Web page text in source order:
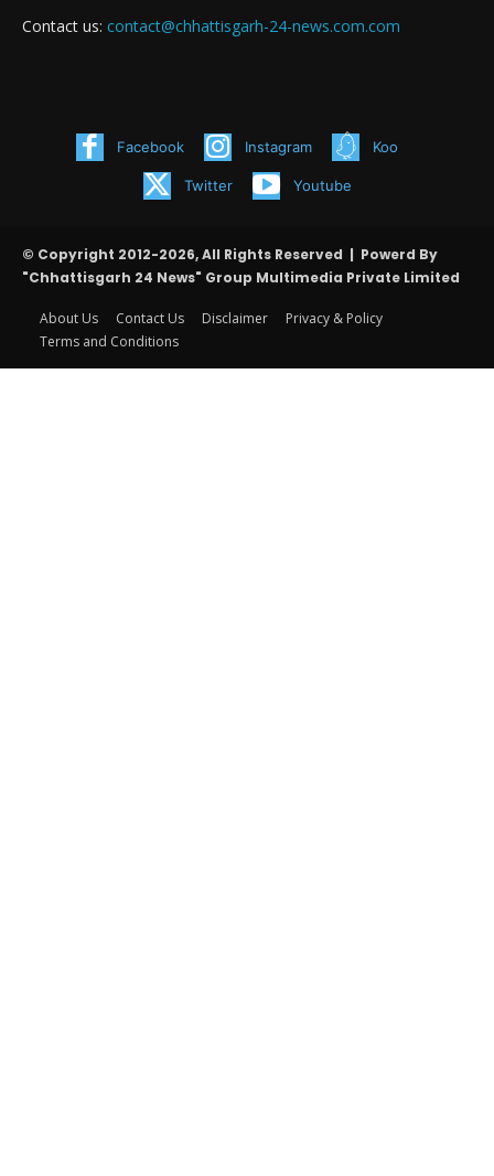
Contact us: contact@chhattisgarh-24-news.com.com
Facebook Instagram Koo
Twitter Youtube
© Copyright 2012-2026, All Rights Reserved | Powerd By
"Chhattisgarh 24 News" Group Multimedia Private Limited
About Us Contact Us Disclaimer
Privacy & Policy
Terms and Conditions